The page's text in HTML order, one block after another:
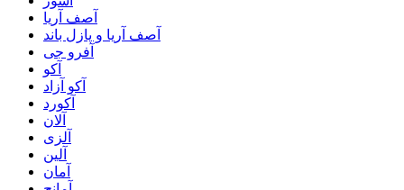
آصف آریا
آصف آریا و پازل باند
آفرو جی
آکو
آکو آزاد
آکورد
آلان
آلزی
آلین
آمان